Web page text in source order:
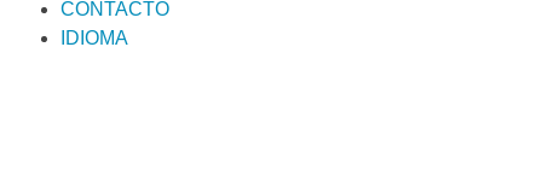
CONTACTO
IDIOMA